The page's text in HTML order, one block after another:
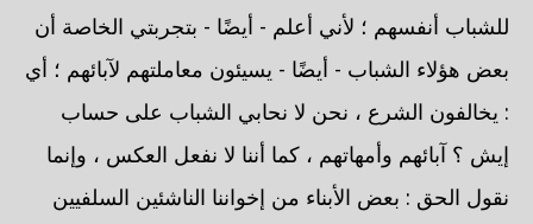
للشباب أنفسهم ؛ لأني أعلم - أيضًا - بتجربتي الخاصة أن
بعض هؤلاء الشباب - أيضًا - يسيئون معاملتهم لآبائهم ؛ أي
: يخالفون الشرع ، نحن لا نحابي الشباب على حساب
إيش ؟ آبائهم وأمهاتهم ، كما أننا لا نفعل العكس ، وإنما
نقول الحق : بعض الأبناء من إخواننا الناشئين السلفيين